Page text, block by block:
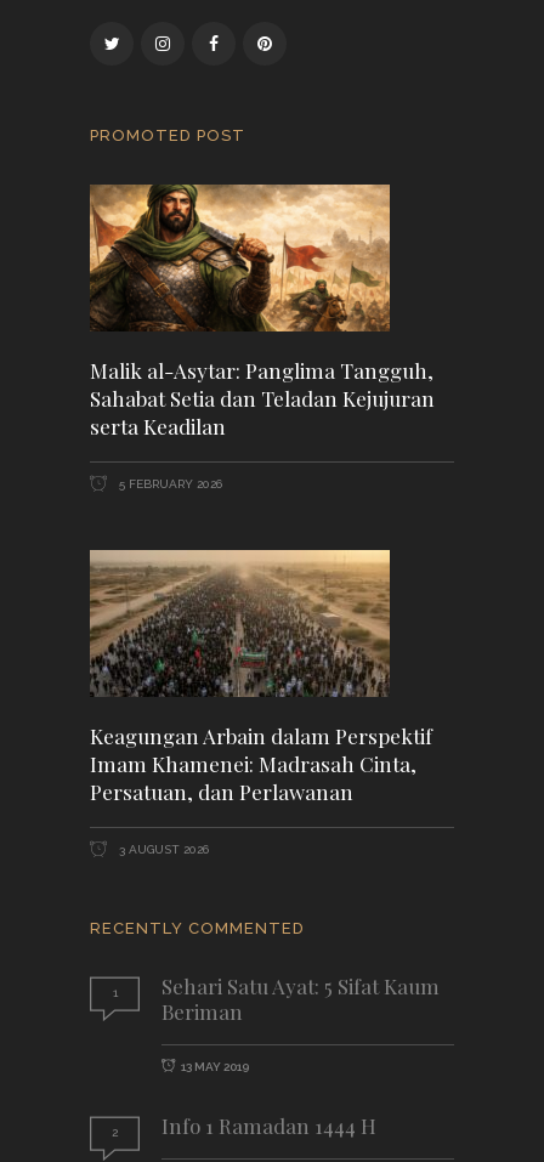
PROMOTED POST
Malik al-Asytar: Panglima Tangguh,
Sahabat Setia dan Teladan Kejujuran
serta Keadilan
5 FEBRUARY 2026
Keagungan Arbain dalam Perspektif
Imam Khamenei: Madrasah Cinta,
Persatuan, dan Perlawanan
3 AUGUST 2026
RECENTLY COMMENTED
1
Sehari Satu Ayat: 5 Sifat Kaum
Beriman
13 MAY 2019
2 Info 1 Ramadan 1444 H